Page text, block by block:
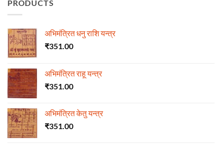
PRODUCTS
अभिमंत्रित धनु राशि यन्त्र
₹351.00
अभिमंत्रित राहू यन्त्र
₹351.00
अभिमंत्रित केतु यन्त्र
₹351.00